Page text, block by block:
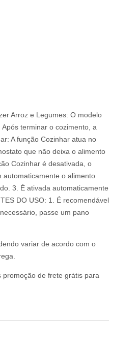
Arroz e Legumes: O modelo
terminar o cozimento, a
A função Cozinhar atua no
que não deixa o alimento
Cozinhar é desativada, o
automaticamente o alimento
3. É ativada automaticamente
DO USO: 1. É recomendável
passe um pano
variar de acordo com o
de frete grátis para